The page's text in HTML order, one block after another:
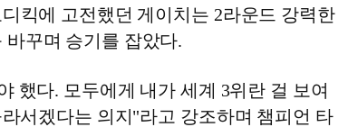
킥에 고전했던 게이치는 2라운드 강력한
바꾸며 승기를 잡았다.
했다. 모두에게 내가 세계 3위란 걸 보여
서겠다는 의지"라고 강조하며 챔피언 타